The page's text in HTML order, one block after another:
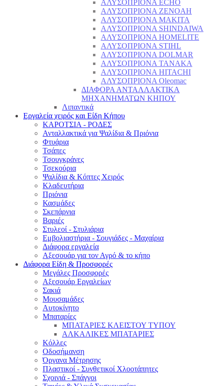
ΑΛΥΣΟΠΡΙΟΝΑ ECHO
ΑΛΥΣΟΠΡΙΟΝΑ ZENOAH
ΑΛΥΣΟΠΡΙΟΝΑ MAKITA
ΑΛΥΣΟΠΡΙΟΝΑ SHINDAIWA
ΑΛΥΣΟΠΡΙΟΝΑ HOMELITE
ΑΛΥΣΟΠΡΙΟΝΑ STIHL
ΑΛΥΣΟΠΡΙΟΝΑ DOLMAR
ΑΛΥΣΟΠΡΙΟΝΑ TANAKA
ΑΛΥΣΟΠΡΙΟΝΑ HITACHI
ΑΛΥΣΟΠΡΙΟΝΑ Oleomac
ΔΙΑΦΟΡΑ ΑΝΤΑΛΛΑΚΤΙΚΑ
ΜΗΧΑΝΗΜΑΤΩΝ ΚΗΠΟΥ
Λιπαντικά
Εργαλεία χειρός και Είδη Κήπου
ΚΑΡΟΤΣΙΑ - ΡΟΔΕΣ
Ανταλλακτικά για Ψαλίδια & Πριόνια
Φτυάρια
Τσάπες
Τσουγκράνες
Τσεκούρια
Ψαλίδια & Κόπτες Χειρός
Κλαδευτήρια
Πριόνια
Κασμάδες
Σκεπάρνια
Βαριές
Στυλεοί - Στυλιάρια
Εμβολιαστήρια - Σουγιάδες - Μαχαίρια
Διάφορα εργαλεία
Αξεσουάρ για τον Αγρό & το κήπο
Διάφορα Είδη & Προσφορές
Μεγάλες Προσφορές
Αξεσουάρ Εργαλείων
Σακιά
Μουσαμάδες
Αυτοκίνητο
Μπαταρίες
ΜΠΑΤΑΡΙΕΣ ΚΛΕΙΣΤΟΥ ΤΥΠΟΥ
ΑΛΚΑΛΙΚΕΣ ΜΠΑΤΑΡΙΕΣ
Κόλλες
Οδοσήμανση
Όργανα Μέτρησης
Πλαστικοί - Συνθετικοί Χλοοτάπητες
Σχοινιά - Σπάγγοι